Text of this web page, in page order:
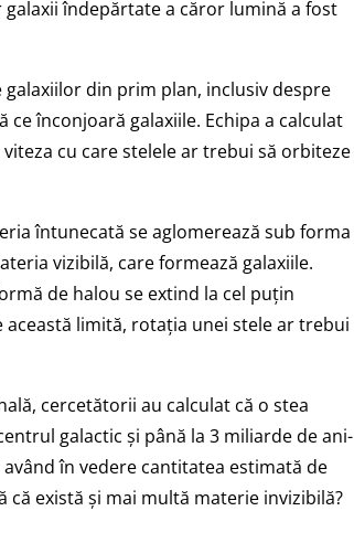
galaxii îndepărtate a căror lumină a fost
din prim plan, inclusiv despre
înconjoară galaxiile. Echipa a calculat
cu care stelele ar trebui să orbiteze
întunecată se aglomerează sub forma
vizibilă, care formează galaxiile.
de halou se extind la cel puțin
această limită, rotația unei stele ar trebui
cercetătorii au calculat că o stea
galactic și până la 3 miliarde de ani-
în vedere cantitatea estimată de
că există și mai multă materie invizibilă?